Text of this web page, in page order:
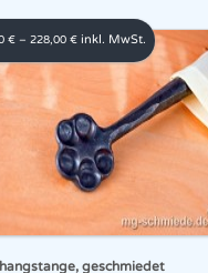
mehrere
Varianten
Optionen
können
auf
Produktseite
gewählt
geschmiedet
€– 228,00 € inkl. MwSt.